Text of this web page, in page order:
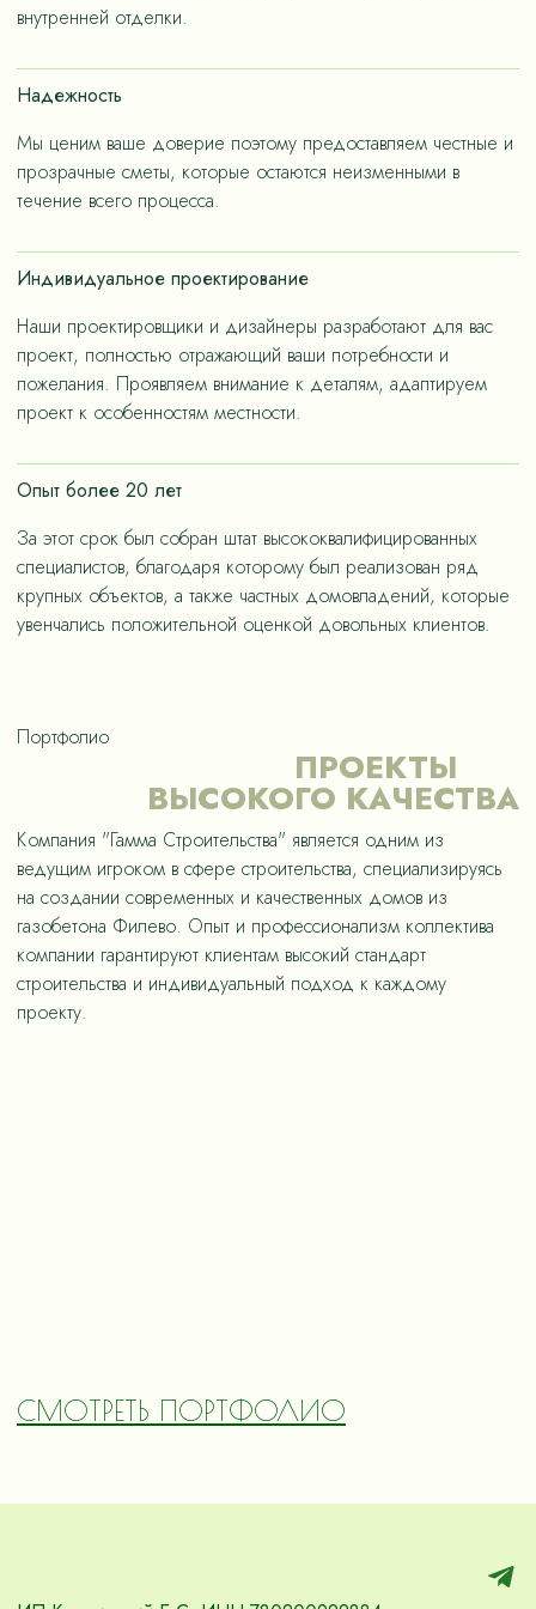
членов семьи.
– не только эстетичные, но и долговечные, как за
счет дизайнерских решений, ориентированных на
«медленную моду».
внутренней отделки.
Надежность
Мы ценим ваше доверие поэтому предоставляем честные и
прозрачные сметы, которые остаются неизменными в
течение всего процесса.
Индивидуальное проектирование
Наши проектировщики и дизайнеры разработают для вас
проект, полностью отражающий ваши потребности и
пожелания. Проявляем внимание к деталям, адаптируем
проект к особенностям местности.
Опыт более 20 лет
За этот срок был собран штат высококвалифицированных
специалистов, благодаря которому был реализован ряд
крупных объектов, а также частных домовладений, которые
увенчались положительной оценкой довольных клиентов.
Портфолио
ПРОЕКТЫ
ВЫСОКОГО КАЧЕСТВА
Компания "Гамма Строительства" является одним из
ведущим игроком в сфере строительства, специализируясь
на создании современных и качественных домов из
газобетона Филево. Опыт и профессионализм коллектива
компании гарантируют клиентам высокий стандарт
строительства и индивидуальный подход к каждому
проекту.
СМОТРЕТЬ ПОРТФОЛИО